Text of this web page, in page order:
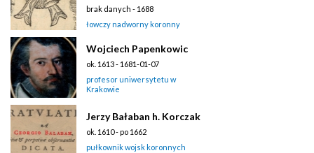
brak danych - 1688
łowczy nadworny koronny
Wojciech Papenkowic
ok. 1613 - 1681-01-07
profesor uniwersytetu w
Krakowie
Jerzy Bałaban h. Korczak
ok. 1610 - po 1662
pułkownik wojsk koronnych